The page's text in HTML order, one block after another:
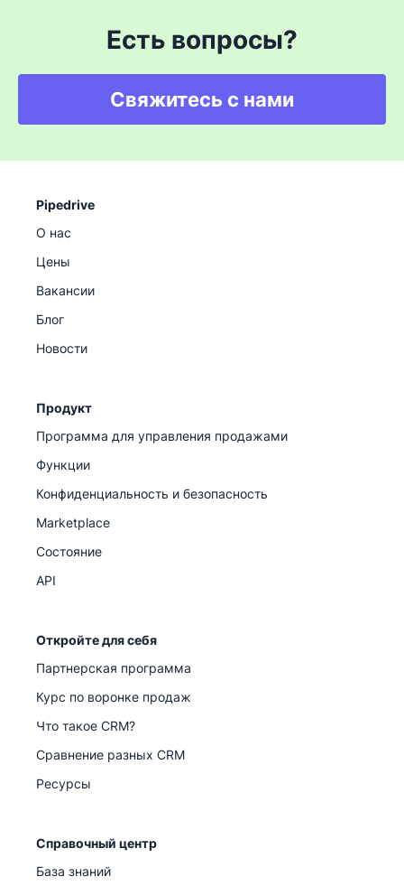
Есть вопросы?
Свяжитесь с нами
Pipedrive
О нас
Цены
Вакансии
Блог
Новости
Продукт
Программа для управления продажами
Функции
Конфиденциальность и безопасность
Marketplace
Состояние
API
Откройте для себя
Партнерская программа
Курс по воронке продаж
Что такое CRM?
Сравнение разных CRM
Ресурсы
Справочный центр
База знаний